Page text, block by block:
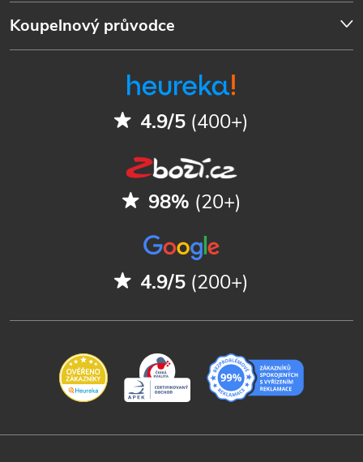
Koupelnový průvodce
4.9/5 (400+)
98% (20+)
4.9/5 (200+)